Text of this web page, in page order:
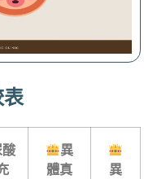
異
體真
異